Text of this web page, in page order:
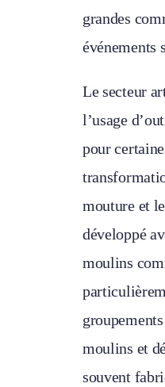
grandes
événements
Le secteur
l’usage
pour
mouture et
développé
moulins
moulins et
souvent